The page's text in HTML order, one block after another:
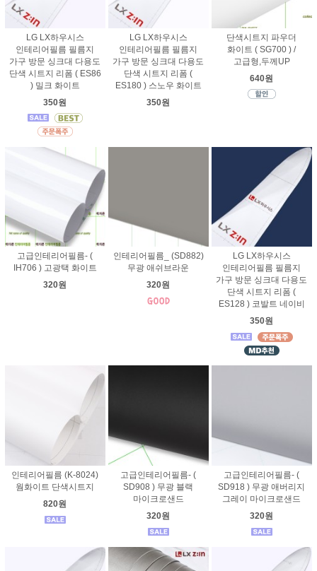
LG LX하우시스
인테리어필름 필름지
가구 방문 싱크대 다용도
단색 시트지 리폼 ( ES86
) 밀크 화이트
350원
LG LX하우시스
인테리어필름 필름지
가구 방문 싱크대 다용도
단색 시트지 리폼 (
ES180 ) 스노우 화이트
350원
단색시트지 파우더
화이트 ( SG700 ) /
고급형,두께UP
640원
고급인테리어필름- (
IH706 ) 고광택 화이트
320원
인테리어필름_ (SD882)
무광 애쉬브라운
320원
LG LX하우시스
인테리어필름 필름지
가구 방문 싱크대 다용도
단색 시트지 리폼 (
ES128 ) 코발트 네이비
350원
인테리어필름 (K-8024)
웜화이트 단색시트지
820원
고급인테리어필름- (
SD908 ) 무광 블랙
마이크로샌드
320원
고급인테리어필름- (
SD918 ) 무광 애버리지
그레이 마이크로샌드
320원